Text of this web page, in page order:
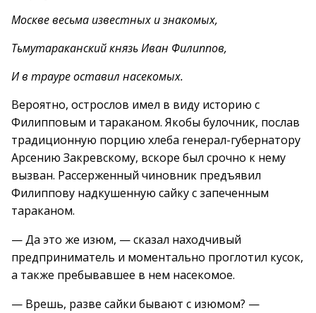
Москве весьма известных и знакомых,
Тьмутараканский князь Иван Филиппов,
И в трауре оставил насекомых.
Вероятно, острослов имел в виду историю с
Филипповым и тараканом. Якобы булочник, послав
традиционную порцию хлеба генерал-губернатору
Арсению Закревскому, вскоре был срочно к нему
вызван. Рассерженный чиновник предъявил
Филиппову надкушенную сайку с запеченным
тараканом.
— Да это же изюм, — сказал находчивый
предприниматель и моментально проглотил кусок,
а также пребывавшее в нем насекомое.
— Врешь, разве сайки бывают с изюмом? —